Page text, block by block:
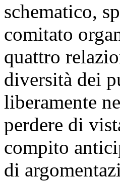
schematico,
comitato
quattro
diversità dei
liberamente
perdere di
compito
di